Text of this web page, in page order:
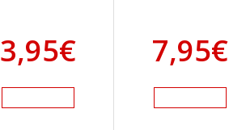
3,95€ 7,95€